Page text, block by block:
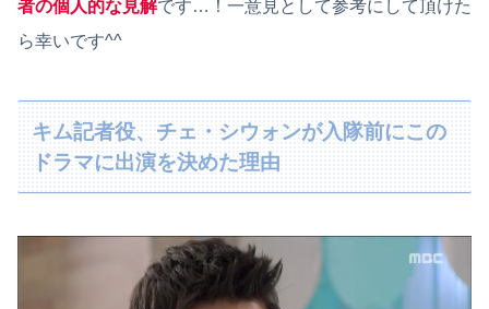
者の個人的な見解です…！一意見として参考にして頂けた
ら幸いです^^
キム記者役、チェ・シウォンが入隊前にこの
ドラマに出演を決めた理由